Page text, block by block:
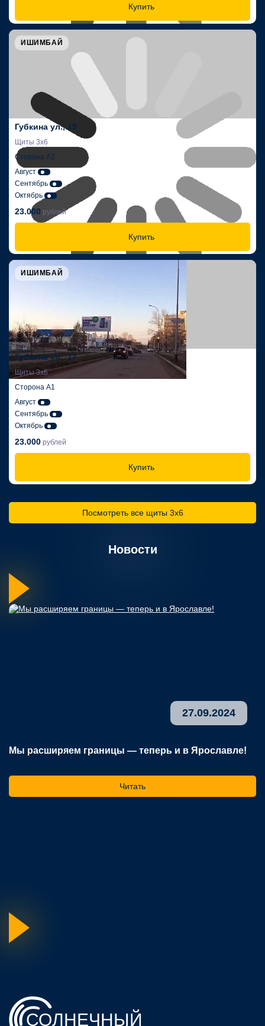
Купить
ИШИМБАЙ
Губкина ул., 15
Щиты 3х6
Сторона А2
Август
Сентябрь
Октябрь
23.000 рублей
Купить
ИШИМБАЙ
Губкина ул., 17
Щиты 3х6
Сторона А1
Август
Сентябрь
Октябрь
23.000 рублей
Купить
Посмотреть все щиты 3х6
Новости
27.09.2024
Мы расширяем границы — теперь и в Ярославле!
Читать
СОЛНЕЧНЫЙ